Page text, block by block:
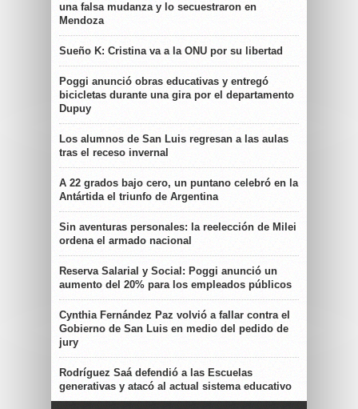
una falsa mudanza y lo secuestraron en
Mendoza
Sueño K: Cristina va a la ONU por su libertad
Poggi anunció obras educativas y entregó
bicicletas durante una gira por el departamento
Dupuy
Los alumnos de San Luis regresan a las aulas
tras el receso invernal
A 22 grados bajo cero, un puntano celebró en la
Antártida el triunfo de Argentina
Sin aventuras personales: la reelección de Milei
ordena el armado nacional
Reserva Salarial y Social: Poggi anunció un
aumento del 20% para los empleados públicos
Cynthia Fernández Paz volvió a fallar contra el
Gobierno de San Luis en medio del pedido de
jury
Rodríguez Saá defendió a las Escuelas
generativas y atacó al actual sistema educativo